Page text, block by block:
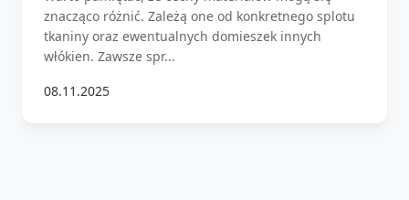
znacząco różnić. Zależą one od konkretnego splotu
tkaniny oraz ewentualnych domieszek innych
włókien. Zawsze spr...
08.11.2025